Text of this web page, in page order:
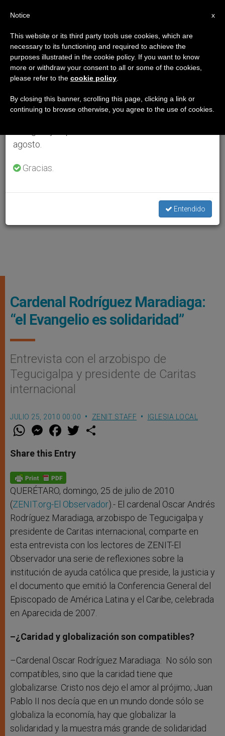
Cardenal Rodríguez Maradiaga:
“el Evangelio es solidaridad”
Entrevista con el arzobispo de
Tegucigalpa y presidente de Caritas
internacional
JULIO 25, 2010 00:00 ZENIT STAFF IGLESIA LOCAL
W
t
s
p
p
M
e
s
e
g
e
r
F
a
e
b
o
k
w
Share this Entry
QUERÉTARO, domingo, 25 de julio de 2010
(ZENIT.org-El Observador).- El cardenal Oscar Andrés
Rodríguez Maradiaga, arzobispo de Tegucigalpa y
presidente de Caritas internacional, comparte en
esta entrevista con los lectores de ZENIT-El
Observador una serie de reflexiones sobre la
institución de ayuda católica que preside, la justicia y
el documento que emitió la Conferencia General del
Episcopado de América Latina y el Caribe, celebrada
en Aparecida de 2007.
–¿Caridad y globalización son compatibles?
–Cardenal Oscar Rodríguez Maradiaga: No sólo son
compatibles, sino que la caridad tiene que
globalizarse. Cristo nos dejo el amor al prójimo; Juan
Pablo II nos decía que en un mundo donde sólo se
globaliza la economía, hay que globalizar la
solidaridad y la muestra más grande de solidaridad
×
Aviso importante
Del 27 de julio al 7 de agosto haremos la pausa
anual, aprovechando que en el periodo de verano
se generan menos informaciones y también el
agosto.
Gracias.
Entendido
x
Notice
This website or its third party tools use cookies, which are
necessary to its functioning and required to achieve the
purposes illustrated in the cookie policy. If you want to know
more or withdraw your consent to all or some of the cookies,
please refer to the cookie policy
By closing this banner, scrolling this page, clicking a link or
continuing to browse otherwise, you agree to the use of cookies.